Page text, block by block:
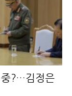
중?…김정은